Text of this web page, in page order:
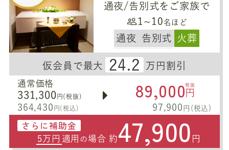
通夜/告別式をご家族で
1~10 名ほど
通夜 告別式 火葬
仮会員で最大 24.2 万円割引
通常価格
331,300 円(税抜)
364,430 円(税込)
89,000税抜
円
97,900 円(税込)
さらに補助金
5万円 適用 の 場合 約47,900 円